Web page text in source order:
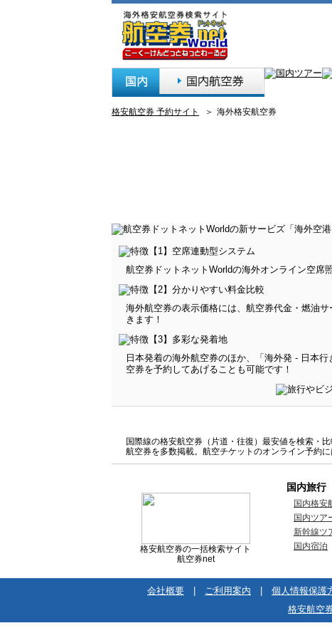
格安航空券 予約サイト ＞ 海外格安航空券
航空券ドットネットWorldの海外オンライン空席
海外航空券の表示価格には、航空券代金・燃油
きます！
日本発着の海外航空券のほか、「海外発 - 日本
空券を予約してあげることも可能です！
国際線の格安航空券（片道・往復）最安値を検索・
航空券を多数掲載。航空チケットのオンライン予約
格安航空券の一括検索サイト
航空券net
国内旅行
国内格安
国内ツア
新幹線ツ
国内宿泊
会社概要 ご利用案内 個人情報保護
格安航空